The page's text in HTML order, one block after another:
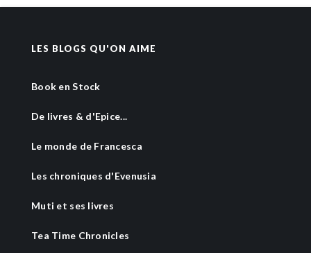
LES BLOGS QU'ON AIME
Book en Stock
De livres & d'Epice...
Le monde de Francesca
Les chroniques d'Evenusia
Muti et ses livres
Tea Time Chronicles